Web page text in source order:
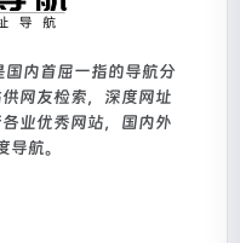
内首屈一指的导航分
网友检索，深度网址
业优秀网站，国内外
导航。